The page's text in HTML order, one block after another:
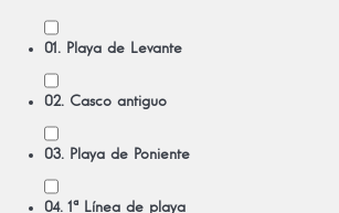
01. Playa de Levante
02. Casco antiguo
03. Playa de Poniente
04. 1ª Línea de playa